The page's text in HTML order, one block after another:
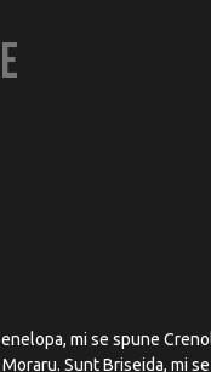
mi se spune
Sunt Briseida, mi